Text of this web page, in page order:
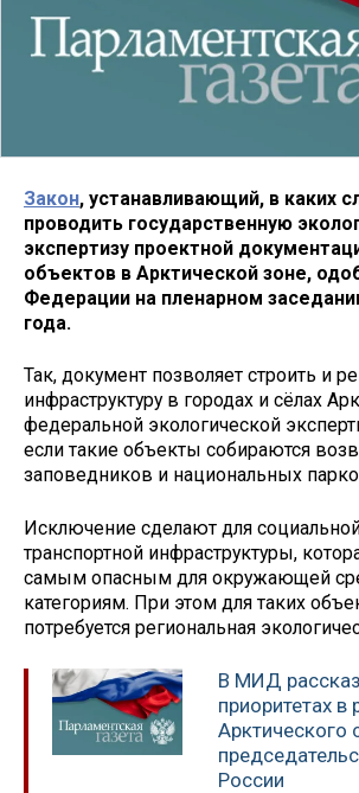
Закон, устанавливающий, в каких
проводить государственную
экспертизу проектной
объектов в Арктической зоне,
Федерации на пленарном
года.
Так, документ позволяет строить и
инфраструктуру в городах и сёлах
федеральной экологической
если такие объекты собираются
заповедников и национальных
Исключение сделают для
транспортной инфраструктуры,
самым опасным для окружающей
категориям. При этом для таких
потребуется региональная
В МИД
приоритетах в
Арктического
России